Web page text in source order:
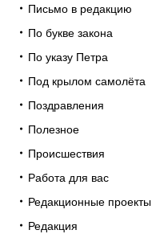
Письмо в редакцию
По букве закона
По указу Петра
Под крылом самолёта
Поздравления
Полезное
Происшествия
Работа для вас
Редакционные проекты
Редакция